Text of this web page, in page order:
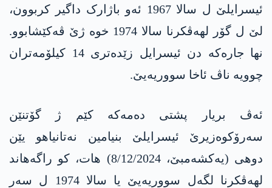
ئیسرایلێ ل سالا 1967 ئەو باژارک داگیر کربوون،
لێ ل گۆر لھەڤکرنا سالا 1974 خوە ژێ ڤەکێشابوو.
نھا جارەکە دن ئیسرایل زێدەتری 14 کیلۆمەتران
چوویە ناڤ ئاخا سووریەیێ.
ئەڤ بریار پشتی دەمەکە کێم ژ گۆتنێن
سەرۆکوەزیرێ ئیسرایلێ بنیامین نەتانیاھو یێن
دوھی (یەکشەمبێ، 8/12/2024) ھات، کو راگەھاند
لھەڤکرنا لگەل سووریەیێ یا سالا 1974 ل سەر